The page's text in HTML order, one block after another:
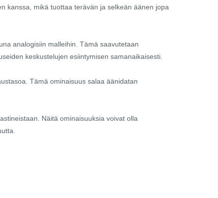
kanssa, mikä tuottaa terävän ja selkeän äänen jopa
analogisiin malleihin. Tämä saavutetaan
keskustelujen esiintymisen samanaikaisesti.
Tämä ominaisuus salaa äänidatan
Näitä ominaisuuksia voivat olla